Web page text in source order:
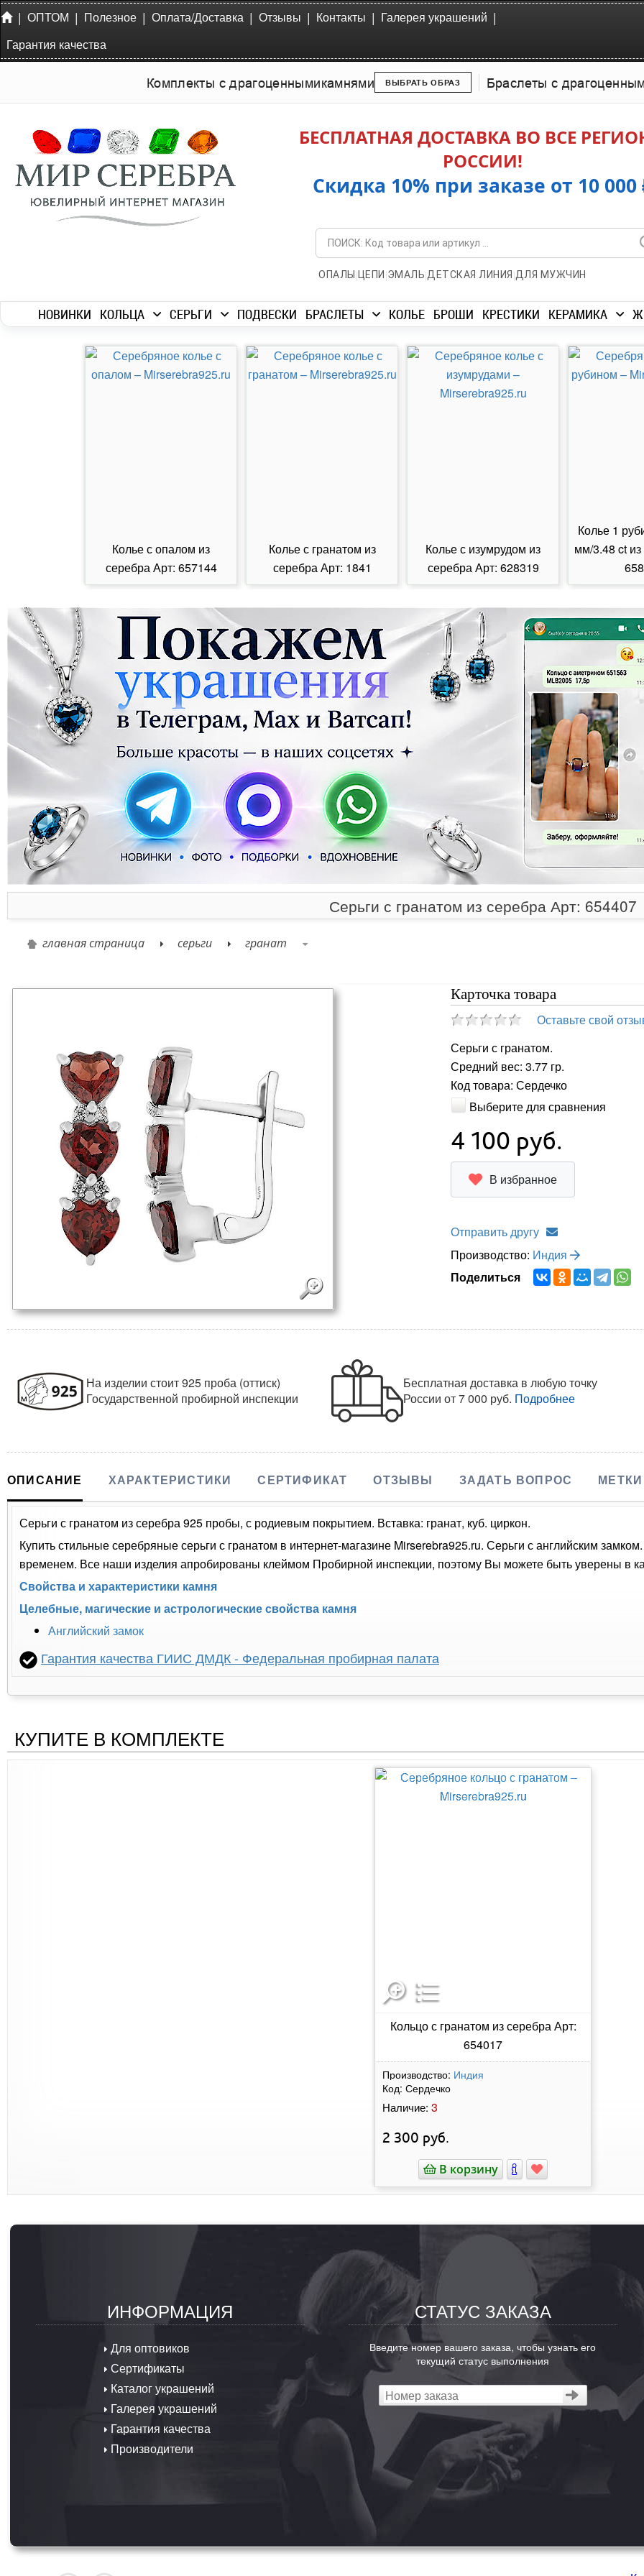
| ОПТОМ | Полезное | Оплата/Доставка | Отзывы | Контакты | Галерея украшений |
Гарантия качества
Комплекты с драгоценнымикамнями ВЫБРАТЬ ОБРАЗ Браслеты с
БЕСПЛАТНАЯ ДОСТАВКА ВО ВСЕ
РОССИИ!
Скидка 10% при заказе от 10 000
ОПАЛЫ | ЦЕПИ |ЭМАЛЬ|ДЕТСКАЯ ЛИНИЯ |ДЛЯ МУЖЧИН
НОВИНКИ КОЛЬЦА СЕРЬГИ ПОДВЕСКИ БРАСЛЕТЫ КОЛЬЕ БРОШИ КРЕСТИКИ КЕРАМИКА
Колье с опалом из
серебра Арт: 657144
Колье с гранатом из
серебра Арт: 1841
Колье с изумрудом из
серебра Арт: 628319
Колье 1
мм/3.48 ct
Серьги с гранатом из серебра Арт: 654407
главная страница серьги гранат
Карточка товара
Оставьте свой
Серьги с гранатом.
Средний вес: 3.77 гр.
Код товара: Сердечко
Выберите для сравнения
4 100 руб.
В избранное
Отправить другу
Производство: Индия
Поделиться
На изделии стоит 925 проба (оттиск)
Государственной пробирной инспекции
Бесплатная доставка в любую точку
Россииот 7 000 руб. Подробнее
ОПИСАНИЕ ХАРАКТЕРИСТИКИ СЕРТИФИКАТ ОТЗЫВЫ ЗАДАТЬ ВОПРОС МЕТКИ
Серьги с гранатом из серебра 925 пробы, с родиевым покрытием. Вставка: гранат, куб. циркон.
Купить стильные серебряные серьги с гранатом в интернет-магазине Mirserebra925.ru. Серьги с английским
временем. Все наши изделия апробированы клеймом Пробирной инспекции, поэтому Вы можете быть уверены в
Свойства и характеристики камня
Целебные, магические и астрологические свойства камня
Английский замок
Гарантия качества ГИИС ДМДК - Федеральная пробирная палата
КУПИТЕ В КОМПЛЕКТЕ
Кольцо с гранатом из серебра Арт:
654017
Производство: Индия
Код: Сердечко
Наличие: 3
2 300 руб.
В корзину
ИНФОРМАЦИЯ
Для оптовиков
Сертификаты
Каталог украшений
Галерея украшений
Гарантия качества
Производители
СТАТУС ЗАКАЗА
Введите номер вашего заказа, чтобы узнать его
текущий статус выполнения